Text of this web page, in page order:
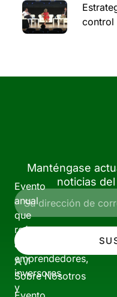
control
Evento
anual
que
reúne
a
emprendedores,
inversores
y
Manténgase
noticias del
AV
Sobre Nosotros